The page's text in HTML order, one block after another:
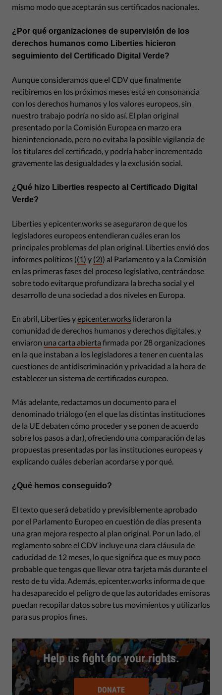
mismo modo que aceptarán sus certificados nacionales.
¿Por qué organizaciones de supervisión de los
derechos humanos como Liberties hicieron
seguimiento del Certificado Digital Verde?
Aunque consideramos que el CDV que finalmente
recibiremos en los próximos meses está en consonancia
con los derechos humanos y los valores europeos, sin
nuestro trabajo podría no sido así. El plan original
presentado por la Comisión Europea en marzo era
bienintencionado, pero no evitaba la posible vigilancia de
los titulares del certificado, y podría haber incrementado
gravemente las desigualdades y la exclusión social.
¿Qué hizo Liberties respecto al Certificado Digital
Verde?
Liberties y epicenter.works se aseguraron de que los
legisladores europeos entendieran cuáles eran los
principales problemas del plan original. Liberties envió dos
informes políticos ((1) y (2)) al Parlamento y a la Comisión
en las primeras fases del proceso legislativo, centrándose
sobre todo evitarque profundizara la brecha social y el
desarrollo de una sociedad a dos niveles en Europa.
En abril, Liberties yepicenter.works lideraron la
comunidad de derechos humanos y derechos digitales, y
enviaron una carta abierta firmada por 28 organizaciones
en la que instaban a los legisladores a tener en cuenta las
cuestiones de antidiscriminación y privacidad a la hora de
establecer un sistema de certificados europeo.
Más adelante, redactamos un documento para el
denominado triálogo (en el que las distintas instituciones
de la UE debaten cómo proceder y se ponen de acuerdo
sobre los pasos a dar), ofreciendo una comparación de las
propuestas presentadas por las instituciones europeas y
explicando cuáles deberían acordarse y por qué.
¿Qué hemos conseguido?
El texto que será debatido y previsiblemente aprobado
por el Parlamento Europeo en cuestión de días presenta
una gran mejora respecto al plan original. Por un lado, el
reglamento sobre el CDV incluye una clara cláusula de
caducidad de 12 meses, lo que significa que es muy poco
probable que tengas que llevar otra tarjeta más durante el
resto de tu vida. Además, epicenter.works informa de que
ha desaparecido el peligro de que las autoridades emisoras
puedan recopilar datos sobre tus movimientos y utilizarlos
para sus propios fines.
Help us fight for your rights.
DONATE